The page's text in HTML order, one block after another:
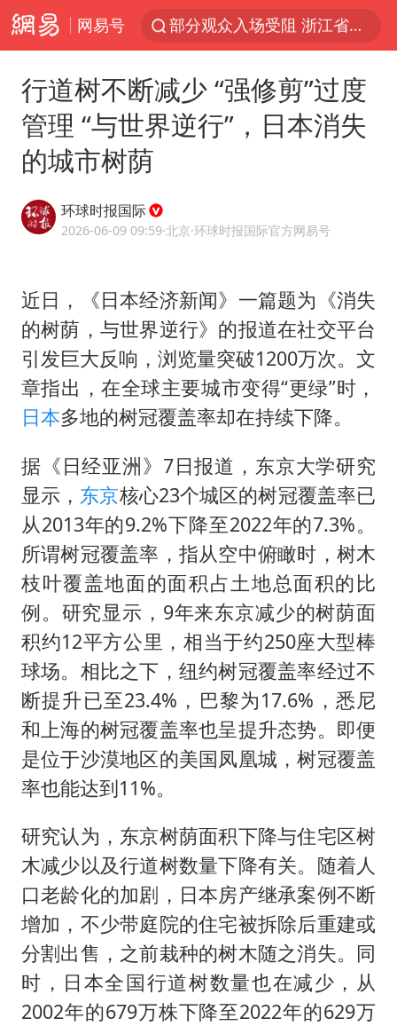
网易号
青海拉面告别“兰州拉面”
U17国足三战全胜
青海海西州茫崖市发生3.1级地震
多地要求领导干部带头休假
台风白海豚进入48小时警戒线
宇树科技发行价格150.80元/股
外交部发言人就广岛核爆81周年等答记者问
首次证实！“胶球”存在
民警发现救助的拾荒老人是逃犯
中方回应是否在太平洋海底开采稀土
27岁女子成组织卖淫集团主犯被通缉
法国将禁止“未经同意的电话营销”
奋进开新局 实干挑大梁
行道树不断减少 “强修剪”过度
管理 “与世界逆行”，日本消失
的城市树荫
环球时报国际
2026-06-09 09:59·北京·环球时报国际官方网易号
近日，《日本经济新闻》一篇题为《消失
的树荫，与世界逆行》的报道在社交平台
引发巨大反响，浏览量突破1200万次。文
章指出，在全球主要城市变得“更绿”时，
日本多地的树冠覆盖率却在持续下降。
据《日经亚洲》7日报道，东京大学研究
显示， 东京核心23个城区的树冠覆盖率已
从2013年的9.2%下降至2022年的7.3%。
所谓树冠覆盖率，指从空中俯瞰时，树木
枝叶覆盖地面的面积占土地总面积的比
例。研究显示，9年来东京减少的树荫面
积约12平方公里，相当于约250座大型棒
球场。相比之下，纽约树冠覆盖率经过不
断提升已至23.4%，巴黎为17.6%，悉尼
和上海的树冠覆盖率也呈提升态势。即便
是位于沙漠地区的美国凤凰城，树冠覆盖
率也能达到11%。
研究认为，东京树荫面积下降与住宅区树
木减少以及行道树数量下降有关。随着人
口老龄化的加剧，日本房产继承案例不断
增加，不少带庭院的住宅被拆除后重建或
分割出售，之前栽种的树木随之消失。同
时，日本全国行道树数量也在减少，从
2002年的679万株下降至2022年的629万